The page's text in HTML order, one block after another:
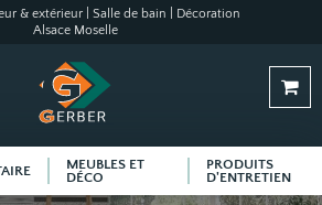
& extérieur | Salle de bain | Décoration
Alsace Moselle
MEUBLES ET
DÉCO
PRODUITS
D'ENTRETIEN